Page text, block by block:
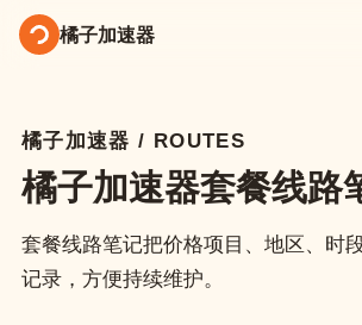
橘子加速器
橘子加速器 / ROUTES
橘子加速器套餐线路
套餐线路笔记把价格项目、地区、时
记录，方便持续维护。